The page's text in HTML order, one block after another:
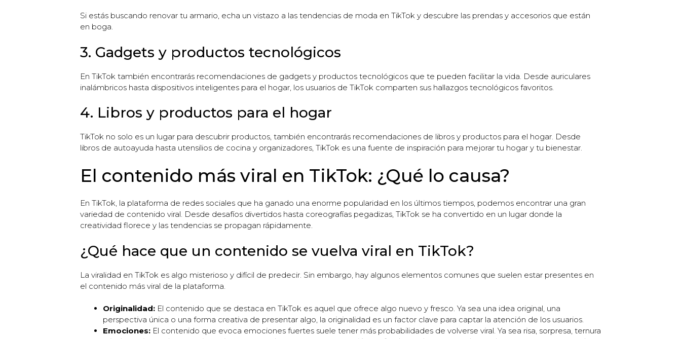
Si estás buscando renovar tu armario, echa un vistazo a las tendencias de moda en TikTok y descubre las prendas y accesorios que están
en boga.
3. Gadgets y productos tecnológicos
En TikTok también encontrarás recomendaciones de gadgets y productos tecnológicos que te pueden facilitar la vida. Desde auriculares
inalámbricos hasta dispositivos inteligentes para el hogar, los usuarios de TikTok comparten sus hallazgos tecnológicos favoritos.
4. Libros y productos para el hogar
TikTok no solo es un lugar para descubrir productos, también encontrarás recomendaciones de libros y productos para el hogar. Desde
libros de autoayuda hasta utensilios de cocina y organizadores, TikTok es una fuente de inspiración para mejorar tu hogar y tu bienestar.
El contenido más viral en TikTok: ¿Qué lo causa?
En TikTok, la plataforma de redes sociales que ha ganado una enorme popularidad en los últimos tiempos, podemos encontrar una gran
variedad de contenido viral. Desde desafíos divertidos hasta coreografías pegadizas, TikTok se ha convertido en un lugar donde la
creatividad florece y las tendencias se propagan rápidamente.
¿Qué hace que un contenido se vuelva viral en TikTok?
La viralidad en TikTok es algo misterioso y difícil de predecir. Sin embargo, hay algunos elementos comunes que suelen estar presentes en
el contenido más viral de la plataforma.
Originalidad: El contenido que se destaca en TikTok es aquel que ofrece algo nuevo y fresco. Ya sea una idea original, una
perspectiva única o una forma creativa de presentar algo, la originalidad es un factor clave para captar la atención de los usuarios.
Emociones: El contenido que evoca emociones fuertes suele tener más probabilidades de volverse viral. Ya sea risa, sorpresa, ternura